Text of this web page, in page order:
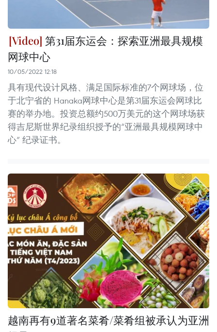
第31届东运会：探索亚洲最具规模
网球中心
10/05/2022 12:18
具有现代设计风格、满足国际标准的7个网球场，位
于北宁省的 Hanaka网球中心是第31届东运会网球比
赛的举办地。投资总额约500万美元的这个网球场获
得吉尼斯世界纪录组织授予的“亚洲最具规模网球中
心” 纪录证书。
越南再有9道著名菜肴/菜肴组被承认为亚洲